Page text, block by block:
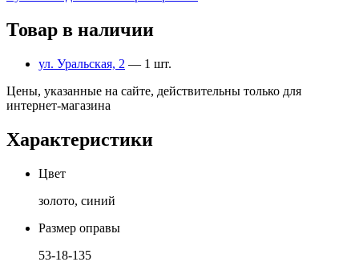
Товар в наличии
ул. Уральская, 2 — 1 шт.
Цены, указанные на сайте, действительны только для
интернет-магазина
Характеристики
Цвет
золото, синий
Размер оправы
53-18-135